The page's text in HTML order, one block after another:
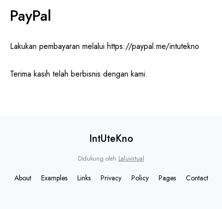
PayPal
Lakukan pembayaran melalui https://paypal.me/intutekno
Terima kasih telah berbisnis dengan kami.
IntUteKno
Didukung oleh Laluvirtual
About Examples Links Privacy Policy Pages Contact